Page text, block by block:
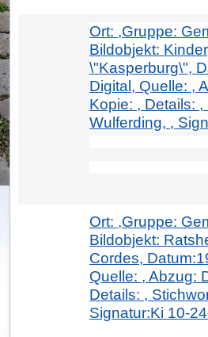
Ort: ,Gruppe:
Bildobjekt:
\"Kasperburg\",
Digital, Quelle: ,
Kopie: , Details: ,
Wulferding, ,
Ort: ,Gruppe:
Bildobjekt:
Cordes,
Quelle: , Abzug:
Details: ,
Signatur:Ki 10-